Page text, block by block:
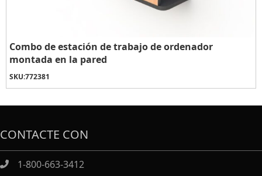
Combo de estación de trabajo de ordenador
montada en la pared
SKU:772381
CONTACTE CON
1-800-663-3412